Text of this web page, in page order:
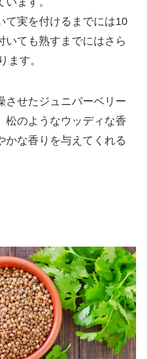
て実を付けるまでには10
いても熟すまでにはさら
ます。
させたジュニパーベリー
松のようなウッディな香
かな香りを与えてくれる